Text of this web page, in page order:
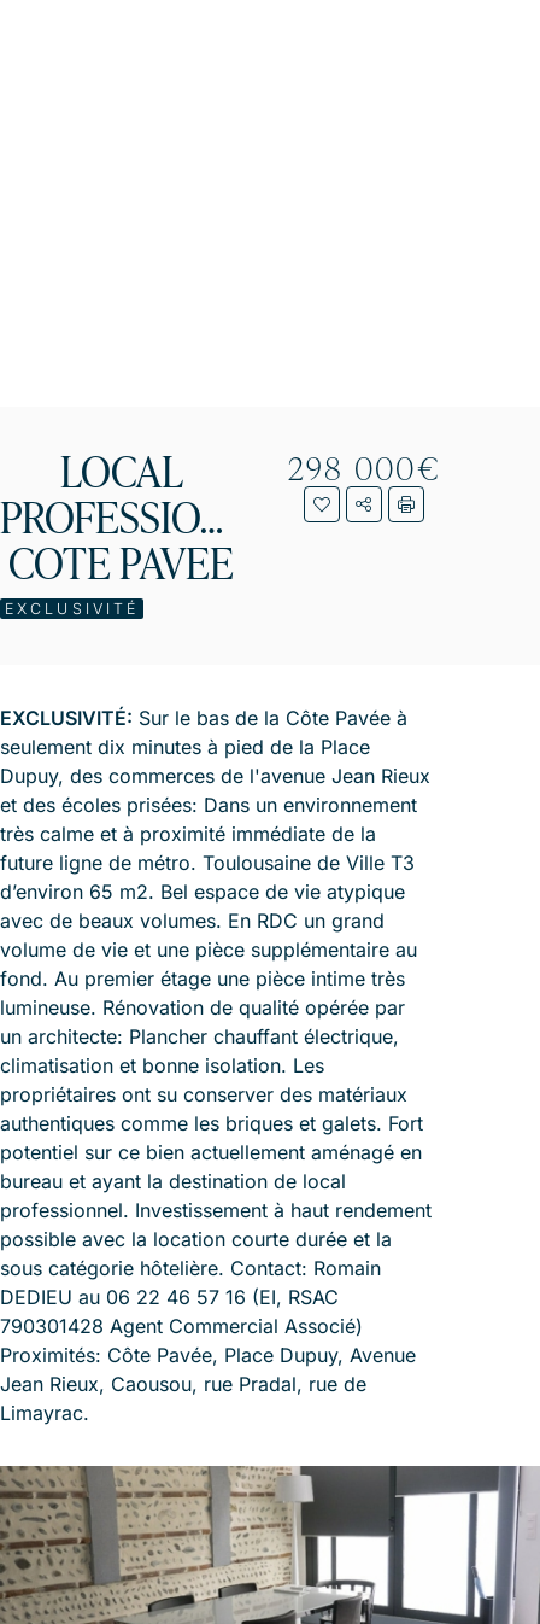
LOCAL
PROFESSIONNEL
COTE PAVEE
EXCLUSIVITÉ
298 000€
EXCLUSIVITÉ: Sur le bas de la Côte Pavée à
seulement dix minutes à pied de la Place
Dupuy, des commerces de l'avenue Jean Rieux
et des écoles prisées: Dans un environnement
très calme et à proximité immédiate de la
future ligne de métro. Toulousaine de Ville T3
d’environ 65 m2. Bel espace de vie atypique
avec de beaux volumes. En RDC un grand
volume de vie et une pièce supplémentaire au
fond. Au premier étage une pièce intime très
lumineuse. Rénovation de qualité opérée par
un architecte: Plancher chauffant électrique,
climatisation et bonne isolation. Les
propriétaires ont su conserver des matériaux
authentiques comme les briques et galets. Fort
potentiel sur ce bien actuellement aménagé en
bureau et ayant la destination de local
professionnel. Investissement à haut rendement
possible avec la location courte durée et la
sous catégorie hôtelière. Contact: Romain
DEDIEU au 06 22 46 57 16 (EI, RSAC
790301428 Agent Commercial Associé)
Proximités: Côte Pavée, Place Dupuy, Avenue
Jean Rieux, Caousou, rue Pradal, rue de
Limayrac.